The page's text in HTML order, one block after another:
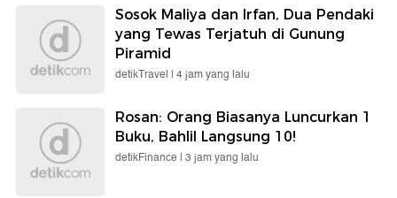
Sosok Maliya dan Irfan, Dua Pendaki
yang Tewas Terjatuh di Gunung
Piramid
detikTravel | 4 jam yang lalu
Rosan: Orang Biasanya Luncurkan 1
Buku, Bahlil Langsung 10!
detikFinance | 3 jam yang lalu